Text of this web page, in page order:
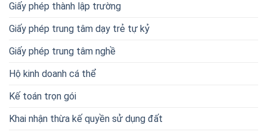
Giấy phép thành lập trường
Giấy phép trung tâm dạy trẻ tự kỷ
Giấy phép trung tâm nghề
Hộ kinh doanh cá thể
Kế toán trọn gói
Khai nhận thừa kế quyền sử dụng đất